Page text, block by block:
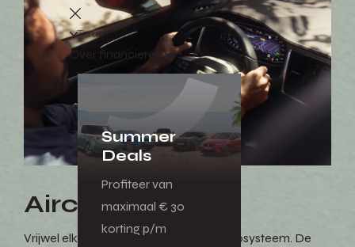
Terug
Over financieren
Summer
Deals
Profiteer van
maximaal € 30
korting p/m
Aircocheck
Vrijwel elke nieuwe auto heeft een aircosysteem. De